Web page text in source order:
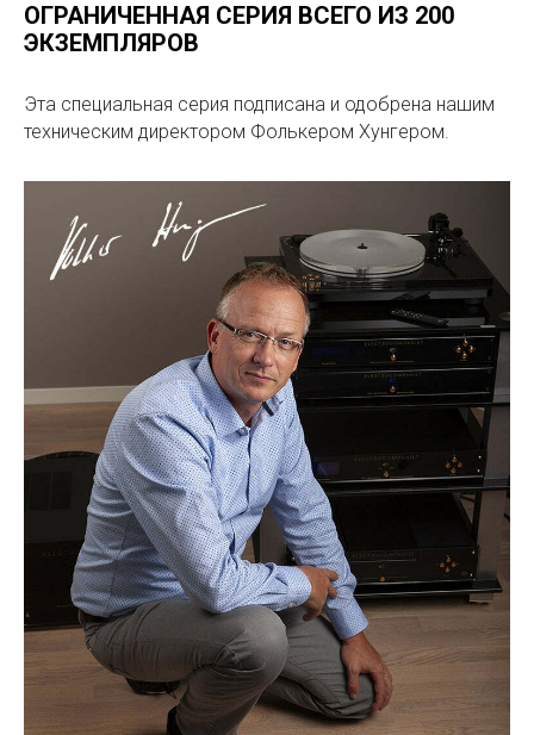
ОГРАНИЧЕННАЯ СЕРИЯ ВСЕГО ИЗ 200
ЭКЗЕМПЛЯРОВ
Эта специальная серия подписана и одобрена нашим
техническим директором Фолькером Хунгером.